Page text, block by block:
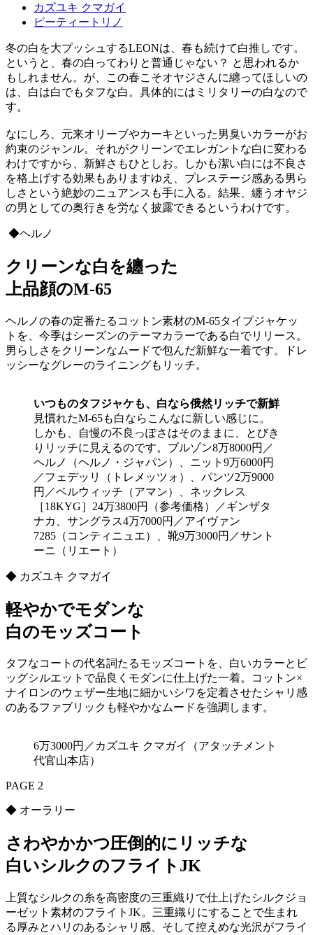
カズユキ クマガイ
ピーティートリノ
冬の白を大プッシュするLEONは、春も続けて白推しです。
というと、春の白ってわりと普通じゃない？ と思われるか
もしれません。が、この春こそオヤジさんに纏ってほしいの
は、白は白でもタフな白。具体的にはミリタリーの白なので
す。
なにしろ、元来オリーブやカーキといった男臭いカラーがお
約束のジャンル。それがクリーンでエレガントな白に変わる
わけですから、新鮮さもひとしお。しかも潔い白には不良さ
を格上げする効果もありますゆえ、プレステージ感ある男ら
しさという絶妙のニュアンスも手に入る。結果、纏うオヤジ
の男としての奥行きを労なく披露できるというわけです。
◆ヘルノ
クリーンな白を纏った
上品顔のM-65
ヘルノの春の定番たるコットン素材のM-65タイプジャケッ
トを、今季はシーズンのテーマカラーである白でリリース。
男らしさをクリーンなムードで包んだ新鮮な一着です。ドレ
ッシーなグレーのライニングもリッチ。
いつものタフジャケも、白なら俄然リッチで新鮮
見慣れたM-65も白ならこんなに新しい感じに。
しかも、自慢の不良っぽさはそのままに、とびき
りリッチに見えるのです。ブルゾン8万8000円／
ヘルノ（ヘルノ・ジャパン）、ニット9万6000円
／フェデッリ（トレメッツォ）、パンツ2万9000
円／ベルウィッチ（アマン）、ネックレス
［18KYG］24万3800円（参考価格）／ギンザタ
ナカ、サングラス4万7000円／アイヴァン
7285（コンティニュエ）、靴9万3000円／サント
ーニ（リエート）
◆ カズユキ クマガイ
軽やかでモダンな
白のモッズコート
タフなコートの代名詞たるモッズコートを、白いカラーとビ
ッグシルエットで品良くモダンに仕上げた一着。コットン×
ナイロンのウェザー生地に細かいシワを定着させたシャリ感
のあるファブリックも軽やかなムードを強調します。
6万3000円／カズユキ クマガイ（アタッチメント
代官山本店）
PAGE 2
◆ オーラリー
さわやかかつ圧倒的にリッチな
白いシルクのフライトJK
上質なシルクの糸を高密度の三重織りで仕上げたシルクジョ
ーゼット素材のフライトJK。三重織りにすることで生まれ
る厚みとハリのあるシャリ感、そして控えめな光沢がフライ